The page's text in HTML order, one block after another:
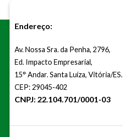
Endereço:
Av. Nossa Sra. da Penha, 2796,
Ed. Impacto Empresarial,
15° Andar. Santa Luíza, Vitória/ES.
CEP: 29045-402
CNPJ: 22.104.701/0001-03